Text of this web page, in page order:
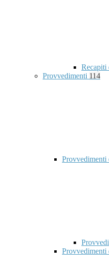
Recapiti
Provvedimenti 114
Provvedimenti